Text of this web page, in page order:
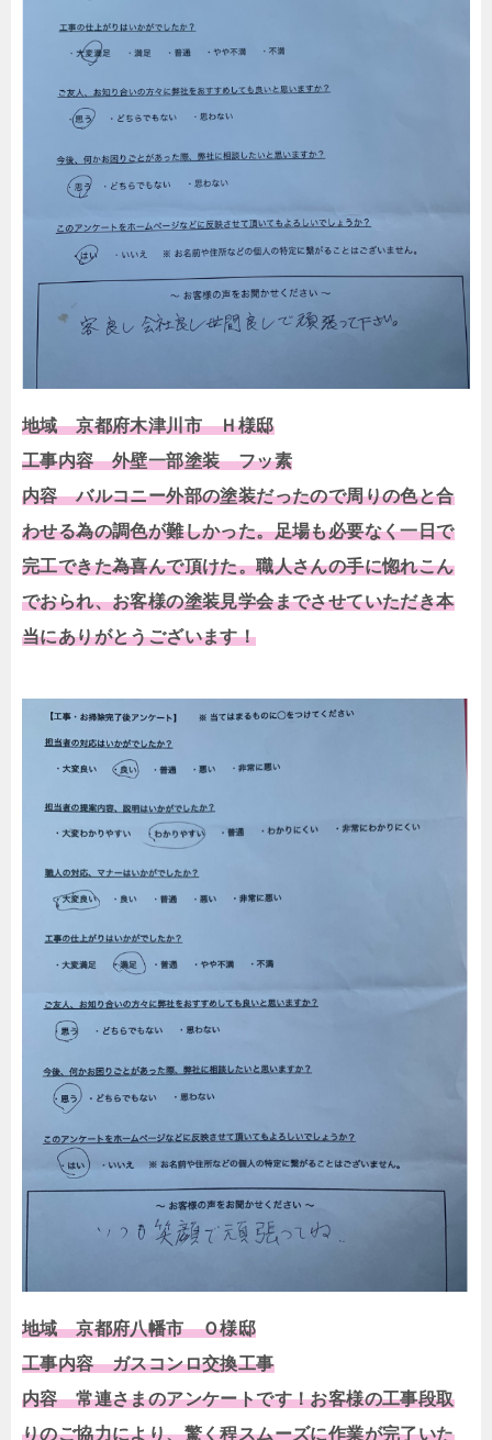
地域 京都府木津川市 Ｈ様邸
工事内容 外壁一部塗装 フッ素
内容 バルコニー外部の塗装だったので周りの色と合
わせる為の調色が難しかった。足場も必要なく一日で
完工できた為喜んで頂けた。職人さんの手に惚れこん
でおられ、お客様の塗装見学会までさせていただき本
当にありがとうございます！
地域 京都府八幡市 Ｏ様邸
工事内容 ガスコンロ交換工事
内容 常連さまのアンケートです！お客様の工事段取
りのご協力により、驚く程スムーズに作業が完了いた